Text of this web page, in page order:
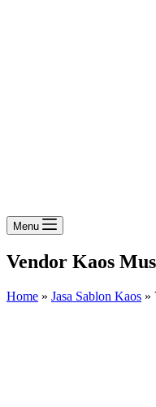
Menu
Vendor Kaos
Home » Jasa Sablon Kaos »